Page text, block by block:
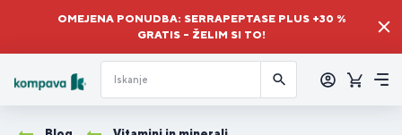
OMEJENA PONUDBA: SERRAPEPTASE PLUS +30 %
GRATIS – ŽELIM SI TO!